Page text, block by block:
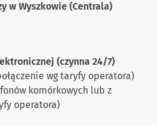
w Wyszkowie (Centrala)
(czynna 24/7)
wg taryfy operatora)
komórkowych lub z
operatora)